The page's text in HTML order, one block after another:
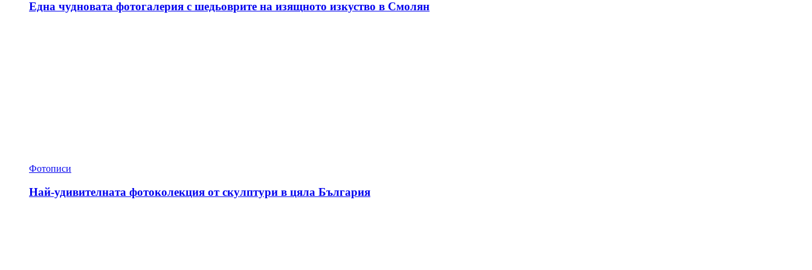
Една чудновата фотогалерия с шедьоврите на изящното изкуство в Смолян
Фотописи
Най-удивителната фотоколекция от скулптури в цяла България